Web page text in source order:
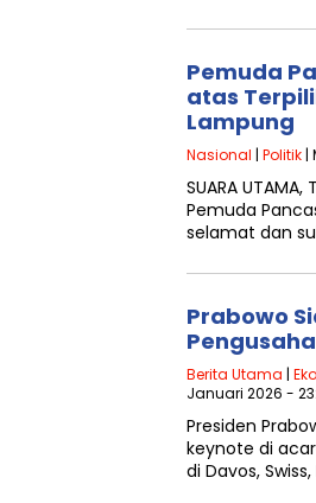
Pemuda
atas
Lampung
Nasional | Politik |
SUARA
Pemuda
selamat dan
Prabowo
Berita Utama |
Januari 2026 -
Presiden
keynote di
di Davos,